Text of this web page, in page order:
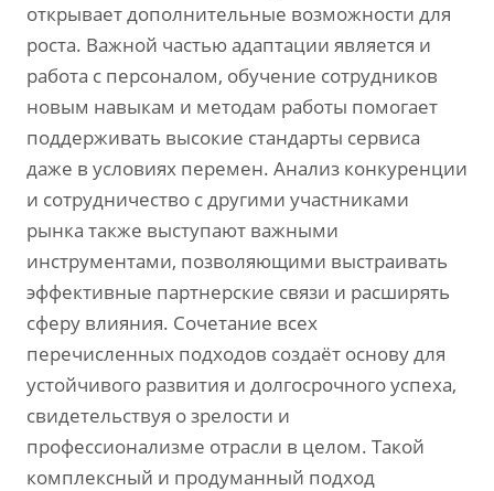
открывает дополнительные возможности для
роста. Важной частью адаптации является и
работа с персоналом‚ обучение сотрудников
новым навыкам и методам работы помогает
поддерживать высокие стандарты сервиса
даже в условиях перемен. Анализ конкуренции
и сотрудничество с другими участниками
рынка также выступают важными
инструментами‚ позволяющими выстраивать
эффективные партнерские связи и расширять
сферу влияния. Сочетание всех
перечисленных подходов создаёт основу для
устойчивого развития и долгосрочного успеха‚
свидетельствуя о зрелости и
профессионализме отрасли в целом. Такой
комплексный и продуманный подход